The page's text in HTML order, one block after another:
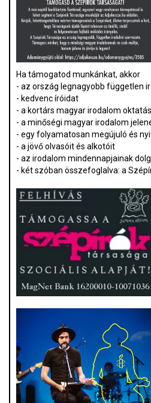
Ha támogatod munkánkat, akkor
- az ország legnagyobb független
- kedvenc íróidat
- a kortárs magyar irodalom
- a minőségi magyar irodalom
- egy folyamatosan megújuló és
- a jövő olvasóit és alkotóit
- az irodalom mindennapjainak
- két szóban összefoglalva: a